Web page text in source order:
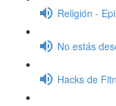
Religión -
No estás
Hacks de